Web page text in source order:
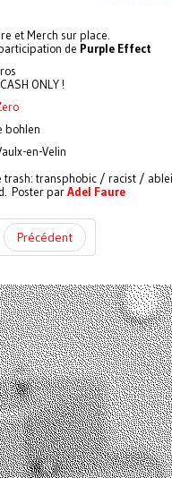
et Merch sur place.
de Purple Effect
ONLY !
bohlen
en-Velin
trash: transphobic / racist /
Poster parAdel Faure
Précédent